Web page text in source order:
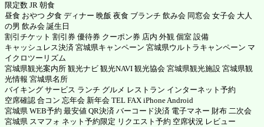
限定数 JR 朝食
昼食 おやつ 夕食 ディナー 晩飯 夜食 ブランチ 飲み会 同窓会 女子会 大人
の男 飲み会 誕生日
割引チケット 割引券 優待券 クーポン券 店内 外観 個室 設備
キャッシュレス決済 宮城県キャンペーン 宮城県ウルトラキャンペーン マ
イクロツーリズム
宮城県観光案内所 観光ナビ 観光NAVI 観光協会 宮城県観光施設 宮城県観
光情報 宮城県名所
バイキング サービス ランチ グルメ レストラン インターネット予約
空席確認 合コン 忘年会 新年会 TEL FAX iPhone Android
宮城県 WEB予約 最安値 QR決済 バーコード決済 電子マネー 財布 二次会
宮城県 スマフォ ネット予約限定 リクエスト予約 空席状況 レビュー